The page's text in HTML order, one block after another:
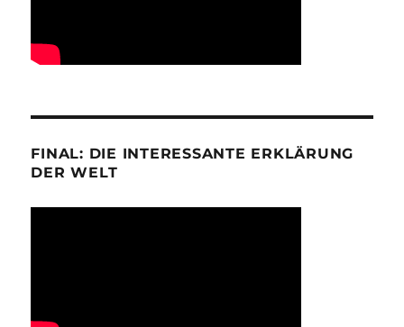
FINAL: DIE INTERESSANTE ERKLÄRUNG
DER WELT